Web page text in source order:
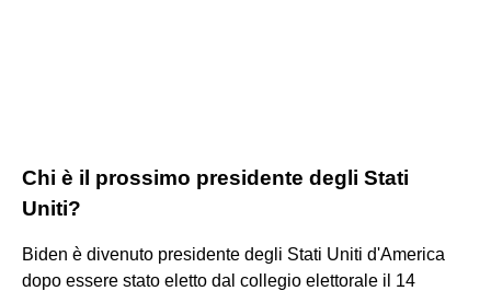
Chi è il prossimo presidente degli Stati
Uniti?
Biden è divenuto presidente degli Stati Uniti d'America
dopo essere stato eletto dal collegio elettorale il 14